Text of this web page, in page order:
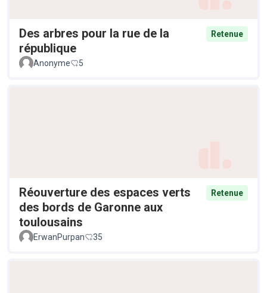
Des arbres pour la rue de la
république
Retenue
Anonyme 5
Réouverture des espaces verts
des bords de Garonne aux
toulousains
Retenue
ErwanPurpan 35